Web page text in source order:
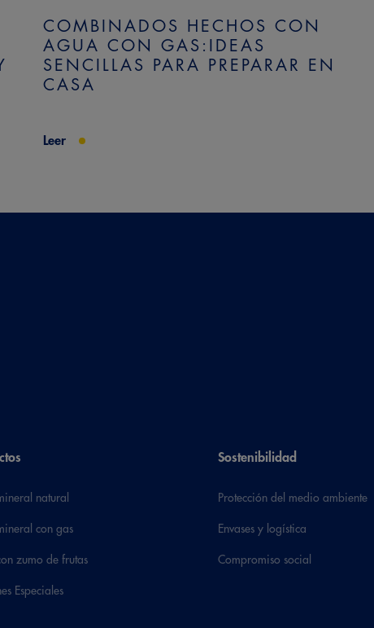
COMBINADOS HECHOS CON
AGUA CON GAS:IDEAS
SENCILLAS PARA PREPARAR EN
CASA
Leer
natural
con gas
zumo de frutas
Especiales
Sostenibilidad
Protección del medio ambiente
Envases y logística
Compromiso social